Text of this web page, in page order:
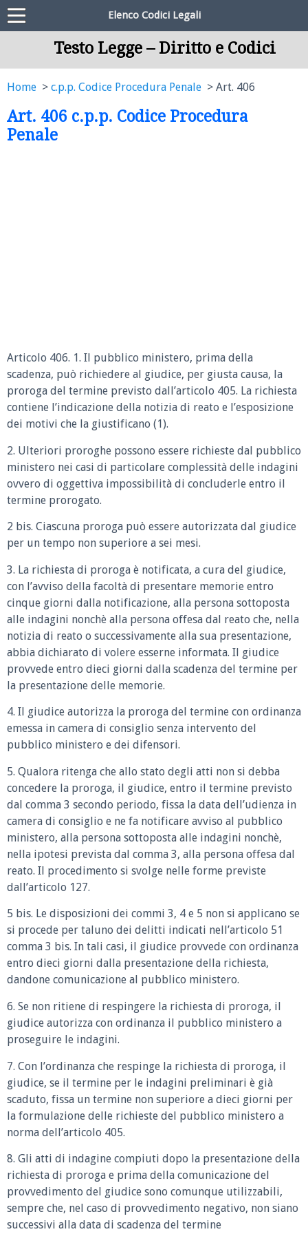
Elenco Codici Legali
Testo Legge – Diritto e Codici
Home c.p.p. Codice Procedura Penale Art. 406
Art. 406 c.p.p. Codice Procedura
Penale
Articolo 406. 1. Il pubblico ministero, prima della
scadenza, può richiedere al giudice, per giusta causa, la
proroga del termine previsto dall’articolo 405. La richiesta
contiene l’indicazione della notizia di reato e l’esposizione
dei motivi che la giustificano (1).
2. Ulteriori proroghe possono essere richieste dal pubblico
ministero nei casi di particolare complessità delle indagini
ovvero di oggettiva impossibilità di concluderle entro il
termine prorogato.
2 bis. Ciascuna proroga può essere autorizzata dal giudice
per un tempo non superiore a sei mesi.
3. La richiesta di proroga è notificata, a cura del giudice,
con l’avviso della facoltà di presentare memorie entro
cinque giorni dalla notificazione, alla persona sottoposta
alle indagini nonchè alla persona offesa dal reato che, nella
notizia di reato o successivamente alla sua presentazione,
abbia dichiarato di volere esserne informata. Il giudice
provvede entro dieci giorni dalla scadenza del termine per
la presentazione delle memorie.
4. Il giudice autorizza la proroga del termine con ordinanza
emessa in camera di consiglio senza intervento del
pubblico ministero e dei difensori.
5. Qualora ritenga che allo stato degli atti non si debba
concedere la proroga, il giudice, entro il termine previsto
dal comma 3 secondo periodo, fissa la data dell’udienza in
camera di consiglio e ne fa notificare avviso al pubblico
ministero, alla persona sottoposta alle indagini nonchè,
nella ipotesi prevista dal comma 3, alla persona offesa dal
reato. Il procedimento si svolge nelle forme previste
dall’articolo 127.
5 bis. Le disposizioni dei commi 3, 4 e 5 non si applicano se
si procede per taluno dei delitti indicati nell’articolo 51
comma 3 bis. In tali casi, il giudice provvede con ordinanza
entro dieci giorni dalla presentazione della richiesta,
dandone comunicazione al pubblico ministero.
6. Se non ritiene di respingere la richiesta di proroga, il
giudice autorizza con ordinanza il pubblico ministero a
proseguire le indagini.
7. Con l’ordinanza che respinge la richiesta di proroga, il
giudice, se il termine per le indagini preliminari è già
scaduto, fissa un termine non superiore a dieci giorni per
la formulazione delle richieste del pubblico ministero a
norma dell’articolo 405.
8. Gli atti di indagine compiuti dopo la presentazione della
richiesta di proroga e prima della comunicazione del
provvedimento del giudice sono comunque utilizzabili,
sempre che, nel caso di provvedimento negativo, non siano
successivi alla data di scadenza del termine